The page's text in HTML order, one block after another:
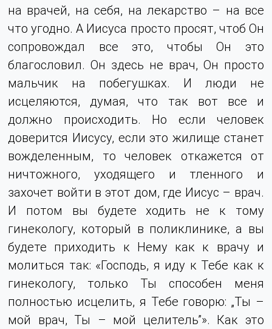
на врачей, на себя, на лекарство – на все
что угодно. А Иисуса просто просят, чтоб Он
сопровождал все это, чтобы Он это
благословил. Он здесь не врач, Он просто
мальчик на побегушках. И люди не
исцеляются, думая, что так вот все и
должно происходить. Но если человек
доверится Иисусу, если это жилище станет
вожделенным, то человек откажется от
ничтожного, уходящего и тленного и
захочет войти в этот дом, где Иисус – врач.
И потом вы будете ходить не к тому
гинекологу, который в поликлинике, а вы
будете приходить к Нему как к врачу и
молиться так: «Господь, я иду к Тебе как к
гинекологу, только Ты способен меня
полностью исцелить, я Тебе говорю: „Ты –
мой врач, Ты – мой целитель”». Как это